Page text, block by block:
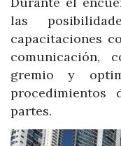
las
capacitaciones
comunicación,
gremio y
procedimientos
partes.